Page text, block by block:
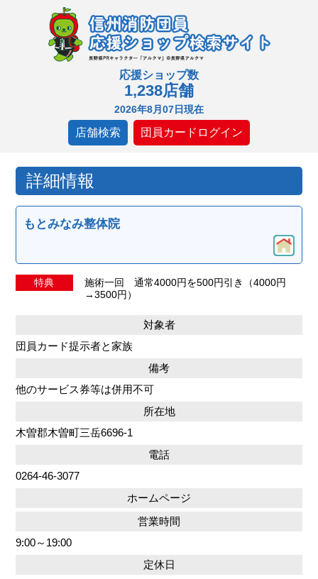
応援ショップ数
1,238店舗
2026年8月07日現在
店舗検索 団員カードログイン
詳細情報
もとみなみ整体院
特典
施術一回 通常4000円を500円引き（4000円
→3500円）
対象者
団員カード提示者と家族
備考
他のサービス券等は併用不可
所在地
木曽郡木曽町三岳6696-1
電話
0264-46-3077
ホームページ
営業時間
9:00～19:00
定休日